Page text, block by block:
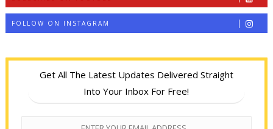
FOLLOW ON INSTAGRAM
Get All The Latest Updates Delivered Straight
Into Your Inbox For Free!